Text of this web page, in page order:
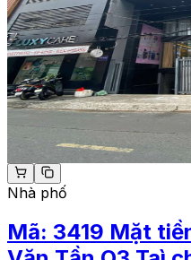
Nhà phố
Mã: 3419 Mặt